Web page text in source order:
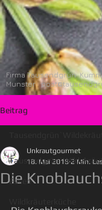
Firma Tausendgrün
Munster
Beitrag
Essen
Die
Unkrautgourmet
18. Mai 2018 2 Min.